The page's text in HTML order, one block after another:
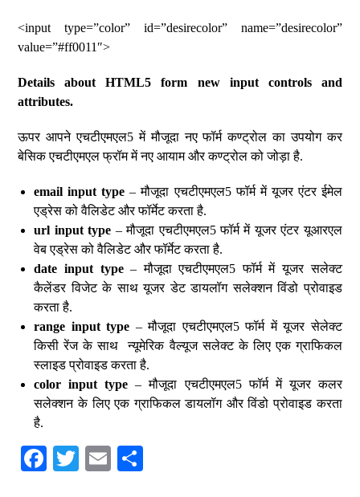
<input type=”color” id=”desirecolor” name=”desirecolor”
value=”#ff0011″>
Details about HTML5 form new input controls and
attributes.
ऊपर आपने एचटीएमएल5 में मौजूदा नए फॉर्म कण्ट्रोल का उपयोग कर
बेसिक एचटीएमएल फ्रॉम में नए आयाम और कण्ट्रोल को जोड़ा है.
email input type – मौजूदा एचटीएमएल5 फॉर्म में यूजर एंटर ईमेल
एड्रेस को वैलिडेट और फॉर्मेट करता है.
url input type – मौजूदा एचटीएमएल5 फॉर्म में यूजर एंटर यूआरएल
वेब एड्रेस को वैलिडेट और फॉर्मेट करता है.
date input type– मौजूदा एचटीएमएल5 फॉर्म में यूजर सलेक्ट
कैलेंडर विजेट के साथ यूजर डेट डायलॉग सलेक्शन विंडो प्रोवाइड
करता है.
range input type – मौजूदा एचटीएमएल5 फॉर्म में यूजर सेलेक्ट
किसी रेंज के साथ न्यूमेरिक वैल्यूज सलेक्ट के लिए एक ग्राफिकल
स्लाइड प्रोवाइड करता है.
color input type – मौजूदा एचटीएमएल5 फॉर्म में यूजर कलर
सलेक्शन के लिए एक ग्राफिकल डायलॉग और विंडो प्रोवाइड करता
है.
Fa T
E